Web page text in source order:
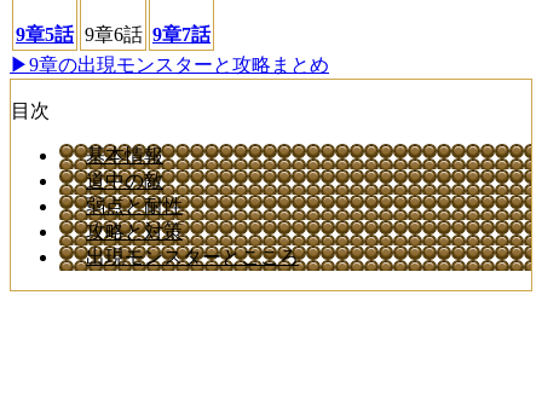
9章5話 9章6話 9章7話
▶9章の出現モンスターと攻略まとめ
目次
基本情報
道中の敵
弱点と耐性
攻略と対策
出現モンスターとこころ